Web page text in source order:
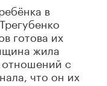
в
готова их
жила
отношений с
что он их